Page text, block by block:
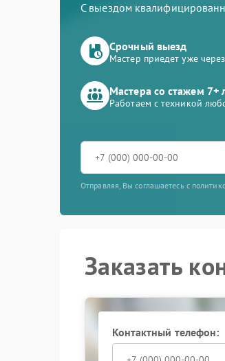
С выездом
Срочный выезд
Мастер приедет уже
Мастера со стажем 7+
Работаем с техникой
Отправляя, Вы соглашаетесь с
Заказать
Контактный телефон: